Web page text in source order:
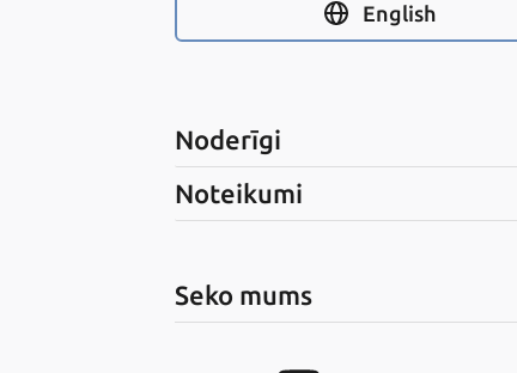
English
Noderīgi
Noteikumi
Seko mums